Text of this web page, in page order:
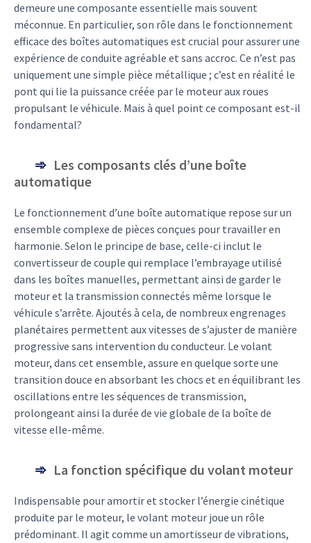
demeure une composante essentielle mais souvent
méconnue. En particulier, son rôle dans le fonctionnement
efficace des boîtes automatiques est crucial pour assurer une
expérience de conduite agréable et sans accroc. Ce n’est pas
uniquement une simple pièce métallique ; c’est en réalité le
pont qui lie la puissance créée par le moteur aux roues
propulsant le véhicule. Mais à quel point ce composant est-il
fondamental?
Les composants clés d’une boîte
automatique
Le fonctionnement d’une boîte automatique repose sur un
ensemble complexe de pièces conçues pour travailler en
harmonie. Selon le principe de base, celle-ci inclut le
convertisseur de couple qui remplace l’embrayage utilisé
dans les boîtes manuelles, permettant ainsi de garder le
moteur et la transmission connectés même lorsque le
véhicule s’arrête. Ajoutés à cela, de nombreux engrenages
planétaires permettent aux vitesses de s’ajuster de manière
progressive sans intervention du conducteur. Le volant
moteur, dans cet ensemble, assure en quelque sorte une
transition douce en absorbant les chocs et en équilibrant les
oscillations entre les séquences de transmission,
prolongeant ainsi la durée de vie globale de la boîte de
vitesse elle-même.
La fonction spécifique du volant moteur
Indispensable pour amortir et stocker l’énergie cinétique
produite par le moteur, le volant moteur joue un rôle
prédominant. Il agit comme un amortisseur de vibrations,